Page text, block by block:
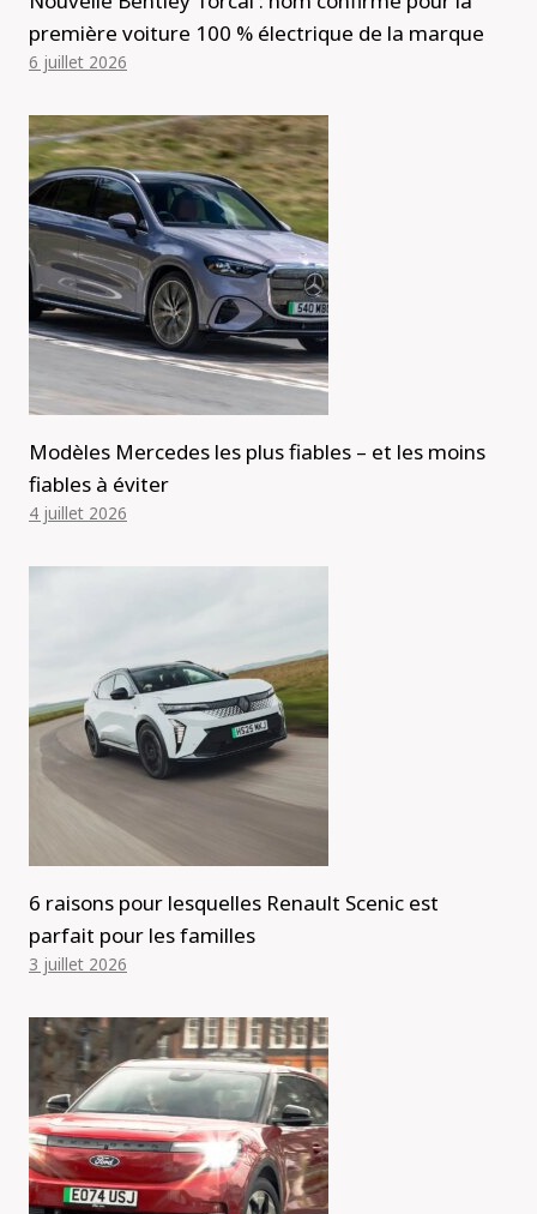
première voiture 100 % électrique de la marque
6 juillet 2026
Modèles Mercedes les plus fiables – et les moins
fiables à éviter
4 juillet 2026
6 raisons pour lesquelles Renault Scenic est
parfait pour les familles
3 juillet 2026